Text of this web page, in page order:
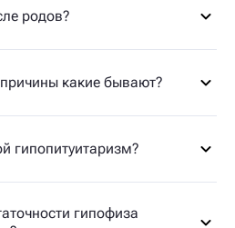
родов?
какие бывают?
гипопитуитаризм?
гипофиза